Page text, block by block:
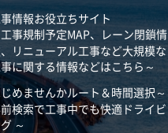
情報お役立ちサイト
工事規制予定MAP、レーン閉鎖情
リニューアル工事など大規模な
に関する情報などはこちら～
めませんかルート＆時間選択～
検索で工事中でも快適ドライビ
～